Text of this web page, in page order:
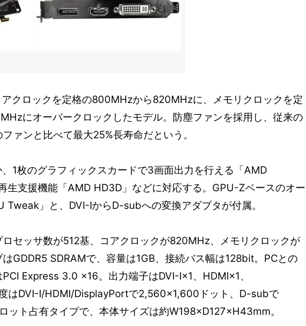
アクロックを定格の800MHzから820MHzに、メモリクロックを定
にオーバークロックしたモデル。防塵ファンを採用し、従来の
ァンと比べて最大25%長寿命だという。
1枚のグラフィックスカードで3画面出力を行える「AMD
生支援機能「AMD HD3D」などに対応する。GPU-Zベースのオー
Tweak」と、DVI-IからD-subへの変換アダプタが付属。
セッサ数が512基、コアクロックが820MHz、メモリクロックが
GDDR5 SDRAMで、容量は1GB、接続バス幅は128bit。PCとの
Express 3.0 x16。出力端子はDVI-I×1、HDMI×1、
はDVI-I/HDMI/DisplayPortで2,560×1,600ドット、D-subで
ット占有タイプで、本体サイズは約W198×D127×H43mm。